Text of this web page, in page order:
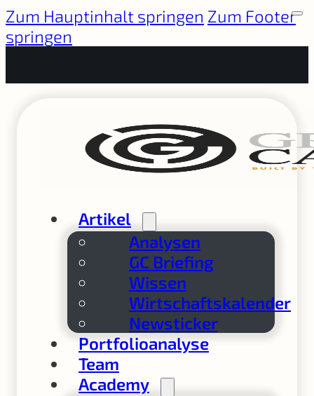
Zum Hauptinhalt springen Zum Footer
springen
Artikel
Analysen
GC Briefing
Wissen
Wirtschaftskalender
Newsticker
Portfolioanalyse
Team
Academy